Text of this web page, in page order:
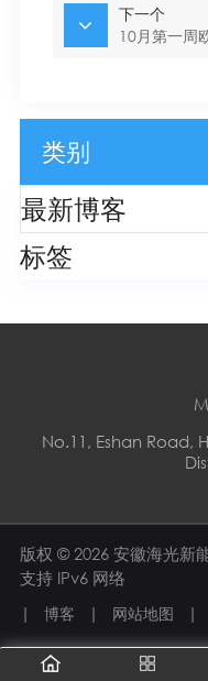
下一个
10月第一周
类别
最新博客
标签
No.11, Eshan Road,
版权 © 2026 安徽海光新
支持 IPv6 网络
|
博客 | 网站地图 |